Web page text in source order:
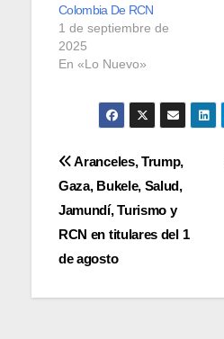
Colombia De RCN
1 de septiembre de
2025
En «Lo Nuevo»
Navegación
de
entradas
Aranceles, Trump,
Gaza, Bukele, Salud,
Jamundí, Turismo y
RCN en titulares del 1
de agosto